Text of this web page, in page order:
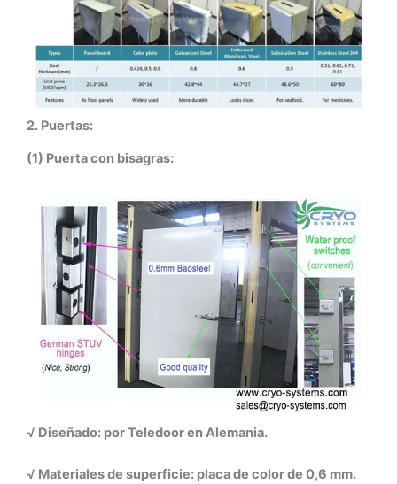
2. Puertas:
(1) Puerta con bisagras:
√ Diseñado: por Teledoor en Alemania.
√ Materiales de superficie: placa de color de 0,6 mm.